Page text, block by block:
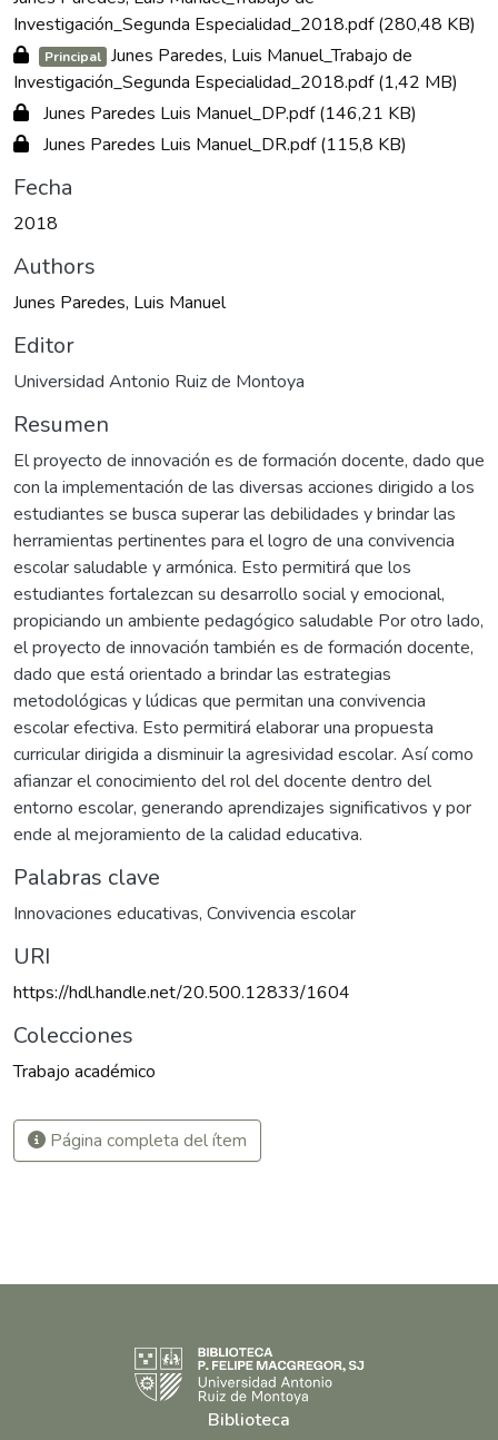
Investigación_Segunda Especialidad_2018.pdf(280,48 KB)
Principal Junes Paredes, Luis Manuel_Trabajo de
Investigación_Segunda Especialidad_2018.pdf(1,42 MB)
Junes Paredes Luis Manuel_DP.pdf(146,21 KB)
Junes Paredes Luis Manuel_DR.pdf(115,8 KB)
Fecha
2018
Authors
Junes Paredes, Luis Manuel
Editor
Universidad Antonio Ruiz de Montoya
Resumen
El proyecto de innovación es de formación docente, dado que
con la implementación de las diversas acciones dirigido a los
estudiantes se busca superar las debilidades y brindar las
herramientas pertinentes para el logro de una convivencia
escolar saludable y armónica. Esto permitirá que los
estudiantes fortalezcan su desarrollo social y emocional,
propiciando un ambiente pedagógico saludable Por otro lado,
el proyecto de innovación también es de formación docente,
dado que está orientado a brindar las estrategias
metodológicas y lúdicas que permitan una convivencia
escolar efectiva. Esto permitirá elaborar una propuesta
curricular dirigida a disminuir la agresividad escolar. Así como
afianzar el conocimiento del rol del docente dentro del
entorno escolar, generando aprendizajes significativos y por
ende al mejoramiento de la calidad educativa.
Palabras clave
Innovaciones educativas, Convivencia escolar
URI
https://hdl.handle.net/20.500.12833/1604
Colecciones
Trabajo académico
Página completa del ítem
Biblioteca